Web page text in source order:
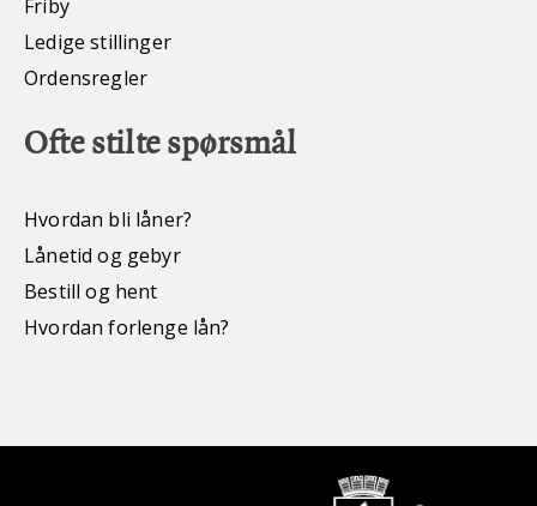
Friby
Ledige stillinger
Ordensregler
Ofte stilte spørsmål
Hvordan bli låner?
Lånetid og gebyr
Bestill og hent
Hvordan forlenge lån?